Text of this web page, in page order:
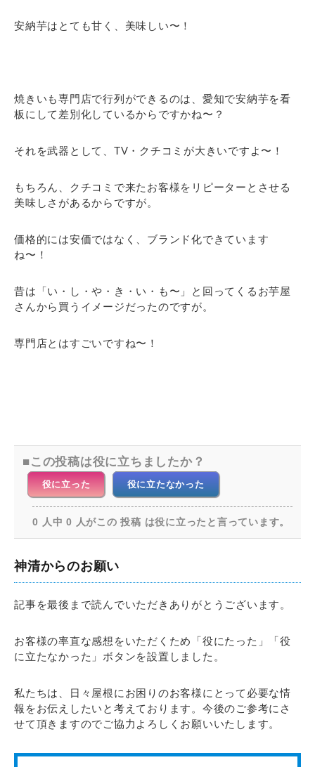
安納芋はとても甘く、美味しい〜！
焼きいも専門店で行列ができるのは、愛知で安納芋を看
板にして差別化しているからですかね〜？
それを武器として、TV・クチコミが大きいですよ〜！
もちろん、クチコミで来たお客様をリピーターとさせる
美味しさがあるからですが。
価格的には安価ではなく、ブランド化できています
ね〜！
昔は「い・し・や・き・い・も〜」と回ってくるお芋屋
さんから買うイメージだったのですが。
専門店とはすごいですね〜！
この投稿は役に立ちましたか？
役に立った 役に立たなかった
0 人中 0 人がこの 投稿 は役に立ったと言っています。
神清からのお願い
記事を最後まで読んでいただきありがとうございます。
お客様の率直な感想をいただくため「役にたった」「役
に立たなかった」ボタンを設置しました。
私たちは、日々屋根にお困りのお客様にとって必要な情
報をお伝えしたいと考えております。今後のご参考にさ
せて頂きますのでご協力よろしくお願いいたします。